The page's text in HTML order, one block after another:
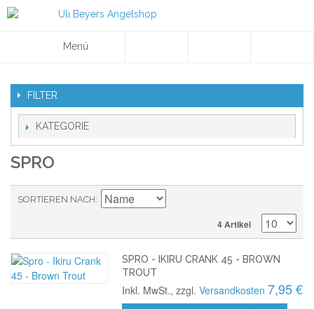
Menü
FILTER
KATEGORIE
SPRO
SORTIEREN NACH
4 Artikel
SPRO - IKIRU CRANK 45 - BROWN
TROUT
Inkl. MwSt., zzgl.Versandkosten 7,95 €